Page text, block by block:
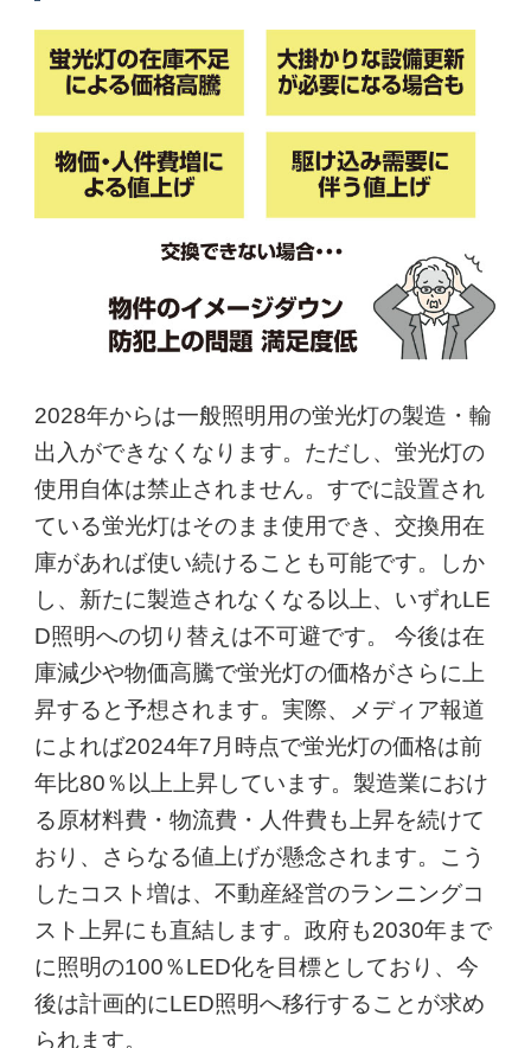
2028年からは一般照明用の蛍光灯の製造・輸
出入ができなくなります。ただし、蛍光灯の
使用自体は禁止されません。すでに設置され
ている蛍光灯はそのまま使用でき、交換用在
庫があれば使い続けることも可能です。しか
し、新たに製造されなくなる以上、いずれLE
D照明への切り替えは不可避です。 今後は在
庫減少や物価高騰で蛍光灯の価格がさらに上
昇すると予想されます。実際、メディア報道
によれば2024年7月時点で蛍光灯の価格は前
年比80％以上上昇しています。製造業におけ
る原材料費・物流費・人件費も上昇を続けて
おり、さらなる値上げが懸念されます。こう
したコスト増は、不動産経営のランニングコ
スト上昇にも直結します。政府も2030年まで
に照明の100％LED化を目標としており、今
後は計画的にLED照明へ移行することが求め
られます。